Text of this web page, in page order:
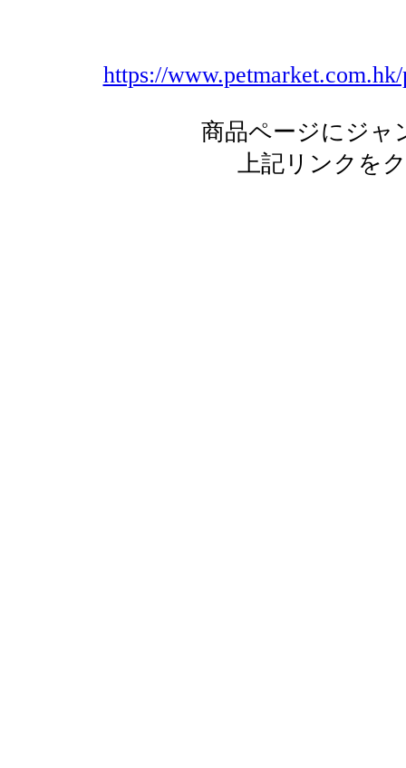
https://
商品ページにジャ
上記リンクを